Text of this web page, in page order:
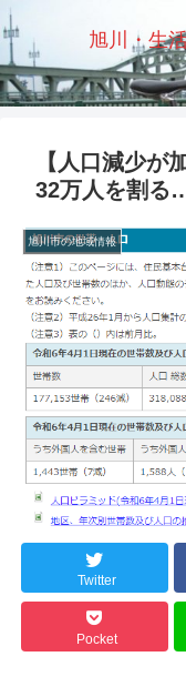
旭川・生
【人口減少が
32万人を割る
旭川市の地域情報
Twitter
Pocket